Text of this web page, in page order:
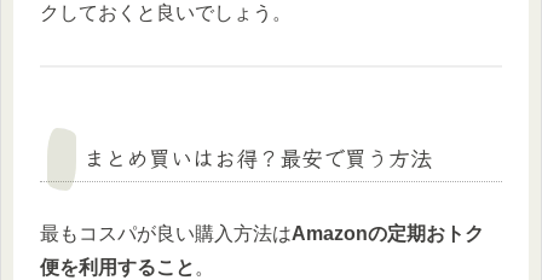
クしておくと良いでしょう。
まとめ買いはお得？最安で買う方法
最もコスパが良い購入方法はAmazonの定期おトク
便を利用すること 。